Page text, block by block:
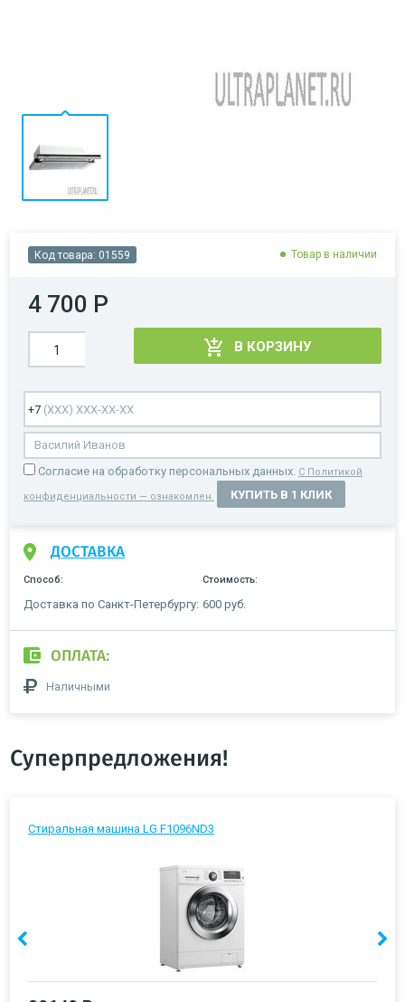
Код товара: 01559 Товар в наличии
4 700 Р
В КОРЗИНУ
Cогласие на обработку персональных данных. С Политикой
конфиденциальности — ознакомлен. КУПИТЬ В 1 КЛИК
ДОСТАВКА
Способ: Стоимость:
Доставка по Санкт-Петербургу: 600 руб.
ОПЛАТА:
Наличными
Суперпредложения!
Стиральная машина LG F1096ND3